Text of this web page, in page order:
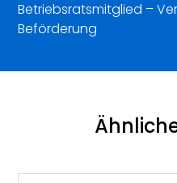
Betriebsratsmitglied –
Beförderung